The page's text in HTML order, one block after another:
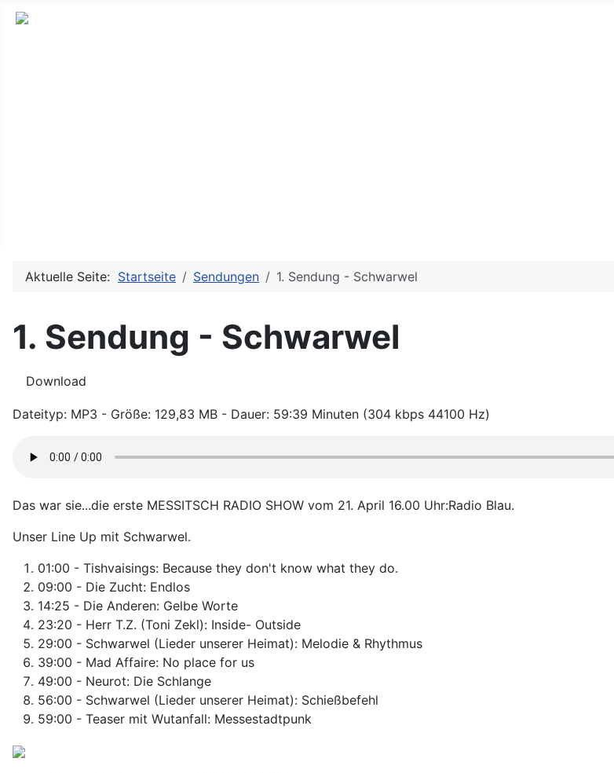
Aktuelle Seite: Startseite Sendungen 1. Sendung - Schwarwel
1. Sendung - Schwarwel
Download
Dateityp: MP3 - Größe: 129,83 MB - Dauer: 59:39 Minuten (304 kbps 44100 Hz)
Das war sie...die erste MESSITSCH RADIO SHOW vom 21. April 16.00 Uhr:Radio Blau.
Unser Line Up mit Schwarwel.
01:00 - Tishvaisings: Because they don't know what they do.
09:00 - Die Zucht: Endlos
14:25 - Die Anderen: Gelbe Worte
23:20 - Herr T.Z. (Toni Zekl): Inside- Outside
29:00 - Schwarwel (Lieder unserer Heimat): Melodie & Rhythmus
39:00 - Mad Affaire: No place for us
49:00 - Neurot: Die Schlange
56:00 - Schwarwel (Lieder unserer Heimat): Schießbefehl
59:00 - Teaser mit Wutanfall: Messestadtpunk